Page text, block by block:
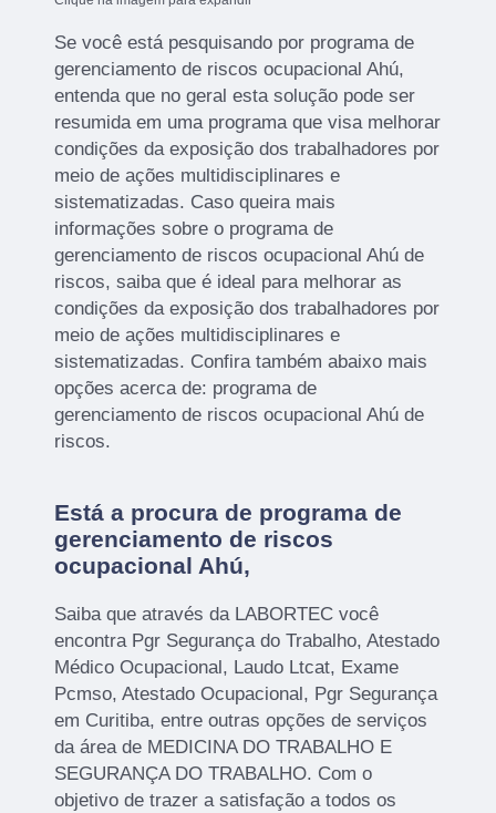
Se você está pesquisando por programa de
gerenciamento de riscos ocupacional Ahú,
entenda que no geral esta solução pode ser
resumida em uma programa que visa melhorar
condições da exposição dos trabalhadores por
meio de ações multidisciplinares e
sistematizadas. Caso queira mais
informações sobre o programa de
gerenciamento de riscos ocupacional Ahú de
riscos, saiba que é ideal para melhorar as
condições da exposição dos trabalhadores por
meio de ações multidisciplinares e
sistematizadas. Confira também abaixo mais
opções acerca de: programa de
gerenciamento de riscos ocupacional Ahú de
riscos.
Está a procura de programa de
gerenciamento de riscos
ocupacional Ahú,
Saiba que através da LABORTEC você
encontra Pgr Segurança do Trabalho, Atestado
Médico Ocupacional, Laudo Ltcat, Exame
Pcmso, Atestado Ocupacional, Pgr Segurança
em Curitiba, entre outras opções de serviços
da área de MEDICINA DO TRABALHO E
SEGURANÇA DO TRABALHO. Com o
objetivo de trazer a satisfação a todos os